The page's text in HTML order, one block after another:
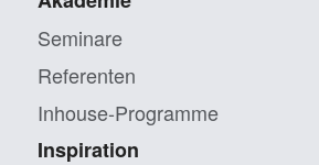
Seminare
Referenten
Inhouse-Programme
Inspiration